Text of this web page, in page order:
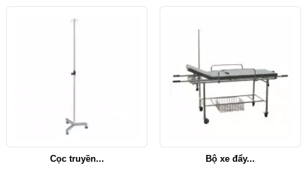
Cọc truyền... Bộ xe đẩy...